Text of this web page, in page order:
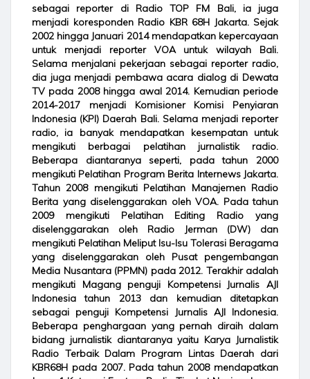
sebagai reporter di Radio TOP FM Bali, ia juga
menjadi koresponden Radio KBR 68H Jakarta. Sejak
2002 hingga Januari 2014 mendapatkan kepercayaan
untuk menjadi reporter VOA untuk wilayah Bali.
Selama menjalani pekerjaan sebagai reporter radio,
dia juga menjadi pembawa acara dialog di Dewata
TV pada 2008 hingga awal 2014. Kemudian periode
2014-2017 menjadi Komisioner Komisi Penyiaran
Indonesia (KPI) Daerah Bali. Selama menjadi reporter
radio, ia banyak mendapatkan kesempatan untuk
mengikuti berbagai pelatihan jurnalistik radio.
Beberapa diantaranya seperti, pada tahun 2000
mengikuti Pelatihan Program Berita Internews Jakarta.
Tahun 2008 mengikuti Pelatihan Manajemen Radio
Berita yang diselenggarakan oleh VOA. Pada tahun
2009 mengikuti Pelatihan Editing Radio yang
diselenggarakan oleh Radio Jerman (DW) dan
mengikuti Pelatihan Meliput Isu-Isu Tolerasi Beragama
yang diselenggarakan oleh Pusat pengembangan
Media Nusantara (PPMN) pada 2012. Terakhir adalah
mengikuti Magang penguji Kompetensi Jurnalis AJI
Indonesia tahun 2013 dan kemudian ditetapkan
sebagai penguji Kompetensi Jurnalis AJI Indonesia.
Beberapa penghargaan yang pernah diraih dalam
bidang jurnalistik diantaranya yaitu Karya Jurnalistik
Radio Terbaik Dalam Program Lintas Daerah dari
KBR68H pada 2007. Pada tahun 2008 mendapatkan